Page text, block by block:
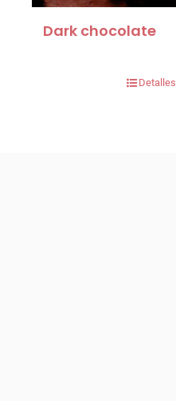
Dark chocolate
Detalles